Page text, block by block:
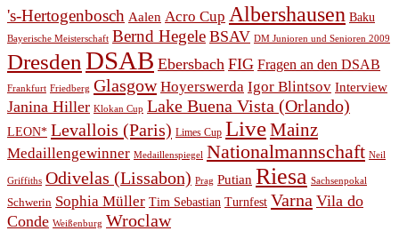
's-Hertogenbosch Aalen Acro Cup Albershausen Baku
Bayerische Meisterschaft Bernd Hegele BSAV DM Junioren und Senioren 2009
Dresden DSAB Ebersbach FIG Fragen an den DSAB
Frankfurt Friedberg Glasgow Hoyerswerda Igor Blintsov Interview
Janina Hiller Klokan Cup Lake Buena Vista (Orlando)
LEON* Levallois (Paris) Limes Cup LiveMainz
Medaillengewinner Medaillenspiegel Nationalmannschaft Neil
Griffiths Odivelas (Lissabon) Prag Putian Riesa Sachsenpokal
Schwerin Sophia Müller Tim Sebastian Turnfest Varna Vila do
Conde Weißenburg Wroclaw